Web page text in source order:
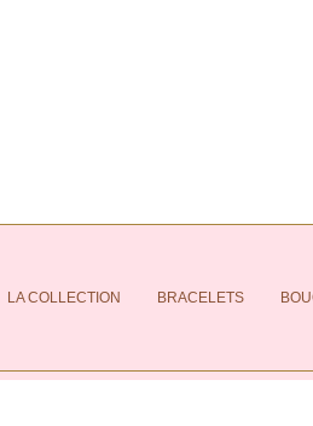
LA COLLECTION BRACELETS